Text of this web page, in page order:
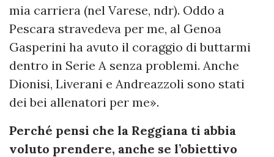
mia carriera (nel Varese, ndr). Oddo a
Pescara stravedeva per me, al Genoa
Gasperini ha avuto il coraggio di buttarmi
dentro in Serie A senza problemi. Anche
Dionisi, Liverani e Andreazzoli sono stati
dei bei allenatori per me».
Perché pensi che la Reggiana ti abbia
voluto prendere, anche se l’obiettivo